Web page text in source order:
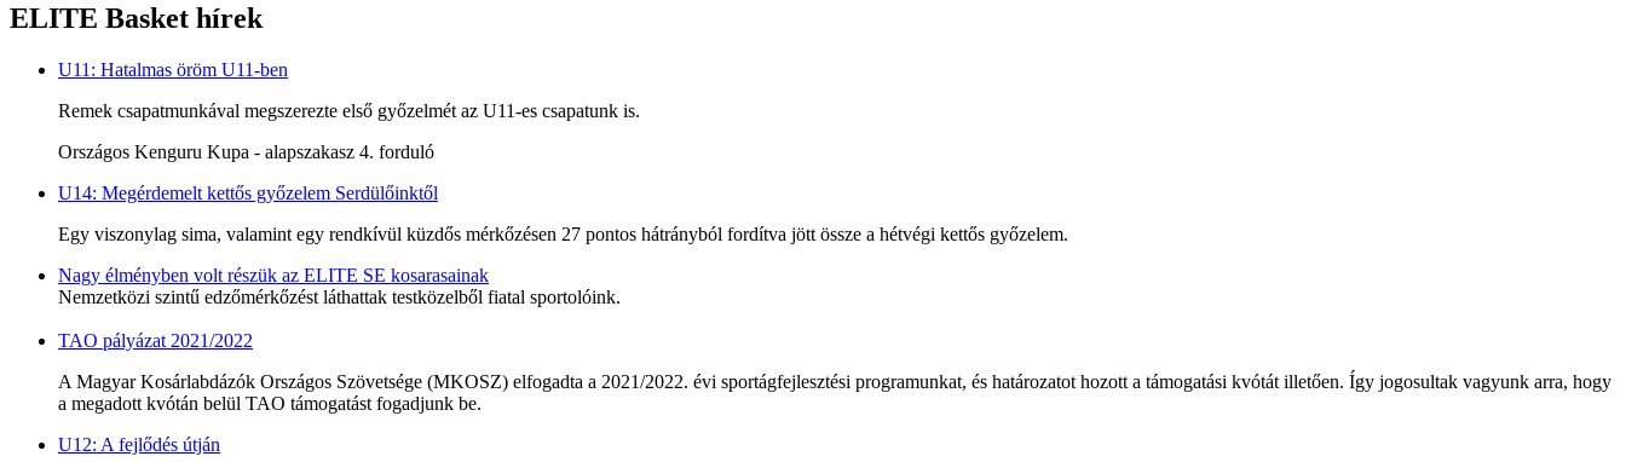
ELITE Basket hírek
U11: Hatalmas öröm U11-ben
Remek csapatmunkával megszerezte első győzelmét az U11-es csapatunk is.
Országos Kenguru Kupa - alapszakasz 4. forduló
U14: Megérdemelt kettős győzelem Serdülőinktől
Egy viszonylag sima, valamint egy rendkívül küzdős mérkőzésen 27 pontos hátrányból fordítva jött össze a hétvégi kettős győzelem.
Nagy élményben volt részük az ELITE SE kosarasainak
Nemzetközi szintű edzőmérkőzést láthattak testközelből fiatal sportolóink.
TAO pályázat 2021/2022
A Magyar Kosárlabdázók Országos Szövetsége (MKOSZ) elfogadta a 2021/2022. évi sportágfejlesztési programunkat, és határozatot hozott a támogatási kvótát illetően. Így jogosultak vagyunk arra, hogy
a megadott kvótán belül TAO támogatást fogadjunk be.
U12: A fejlődés útján